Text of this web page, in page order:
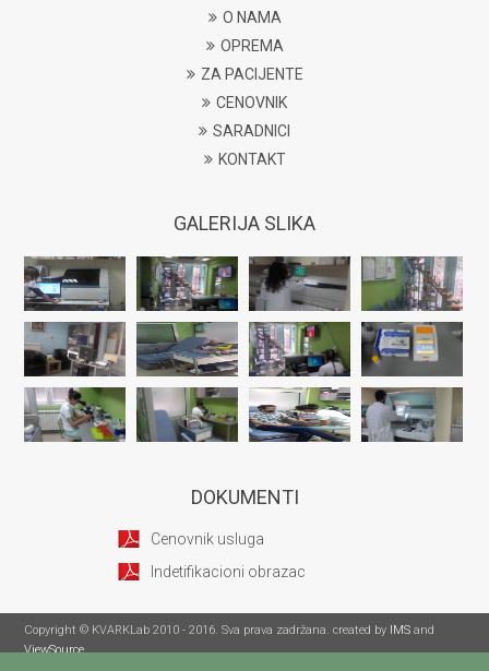
O NAMA
OPREMA
ZA PACIJENTE
CENOVNIK
SARADNICI
KONTAKT
GALERIJA SLIKA
DOKUMENTI
Cenovnik usluga
Indetifikacioni obrazac
Copyright © KVARKLab 2010 - 2016. Sva prava zadržana. created by IMS and
ViewSource